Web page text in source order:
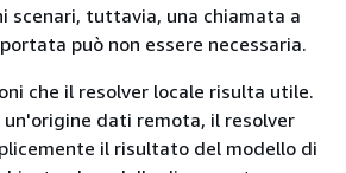
scenari, tuttavia, una chiamata a
può non essere necessaria.
che il resolver locale risulta utile.
un'origine dati remota, il resolver
il risultato del modello di